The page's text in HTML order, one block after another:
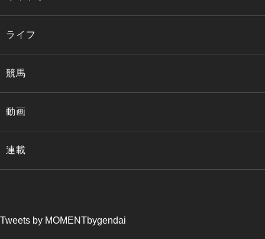
ライフ
競馬
動画
連載
Tweets by MOMENTbygendai